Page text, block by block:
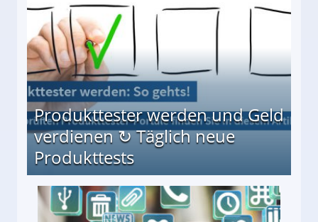
Produkttester werden und Geld
verdienen ↻ Täglich neue
Produkttests
↻ Täglich neue Produkttests